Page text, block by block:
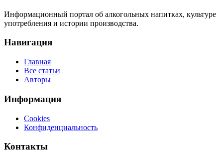
Информационный портал об алкогольных напитках, культуре
употребления и истории производства.
Навигация
Главная
Все статьи
Авторы
Информация
Cookies
Конфиденциальность
Контакты